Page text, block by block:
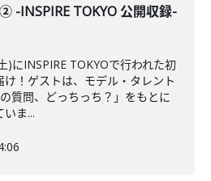
-INSPIRE TOKYO 公開収録-
)にINSPIRE TOKYOで行われた初
！ゲストは、モデル・タレント
質問、どっちっち？」をもとに
ま...